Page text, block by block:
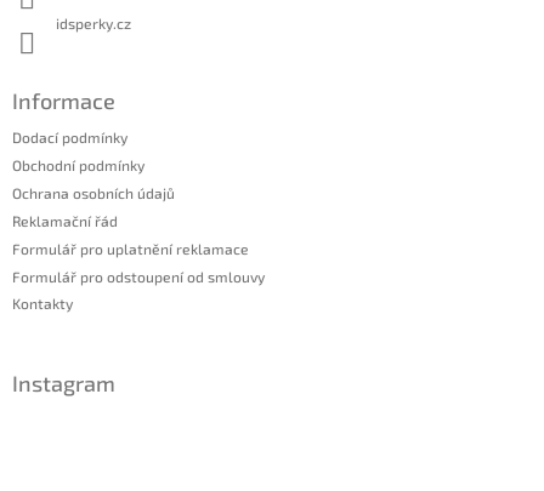
idsperky.cz
Informace
Dodací podmínky
Obchodní podmínky
Ochrana osobních údajů
Reklamační řád
Formulář pro uplatnění reklamace
Formulář pro odstoupení od smlouvy
Kontakty
Instagram